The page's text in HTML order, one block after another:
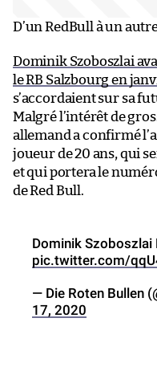
D’un RedBull à un
Dominik Szoboszlai
le RB Salzbourg en
s’accordaient sur sa
Malgré l’intérêt de
allemand a confirmé
joueur de 20 ans, qui
et qui portera le
de Red Bull.
Dominik Szoboszlai
pic.twitter.com/
— Die Roten Bullen
17, 2020